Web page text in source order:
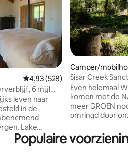
Gemiddelde beoordeling van
4,93 (528)
6 mijl
leven naar
in de
Lake
steden zover
zijn met de
Camper/
Paula
Sisar Creek
Even helemaal
komen met de
meer GROEN
omringd door
om een koele
van je eigen
Populaire